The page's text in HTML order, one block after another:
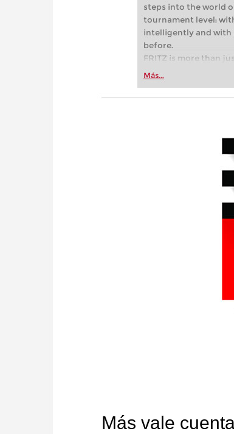
steps into the world
tournament level:
intelligently and with
before.
FRITZ is more than
Whether you’re
more efficiently,
Más...
Más vale